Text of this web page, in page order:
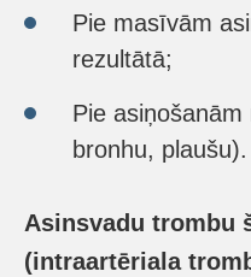
Pie masīvām
rezultātā;
Pie
bronhu, plaušu).
Asinsvadu trombu
(intraartēriala